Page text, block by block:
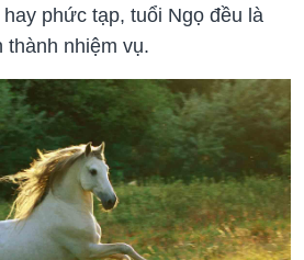
phức tạp, tuổi Ngọ đều là
nhiệm vụ.